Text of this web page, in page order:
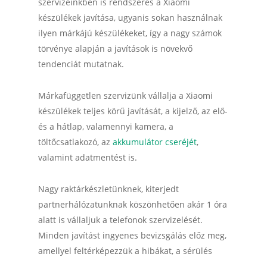
készülékek javítása, ugyanis sokan használnak
ilyen márkájú készülékeket, így a nagy számok
törvénye alapján a javítások is növekvő
tendenciát mutatnak.
Márkafüggetlen szervizünk vállalja a Xiaomi
készülékek teljes körű javítását, a kijelző, az elő-
és a hátlap, valamennyi kamera, a
töltőcsatlakozó, az akkumulátor cseréjét,
valamint adatmentést is.
Nagy raktárkészletünknek, kiterjedt
partnerhálózatunknak köszönhetően akár 1 óra
alatt is vállaljuk a telefonok szervizelését.
Minden javítást ingyenes bevizsgálás előz meg,
amellyel feltérképezzük a hibákat, a sérülés